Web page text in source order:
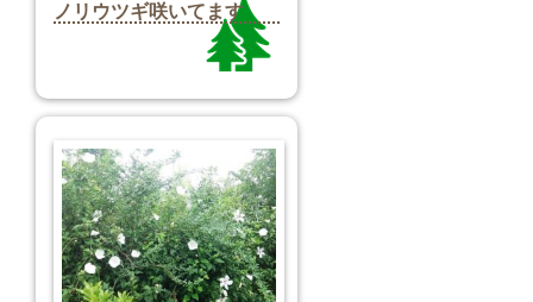
ノリウツギ咲いてます